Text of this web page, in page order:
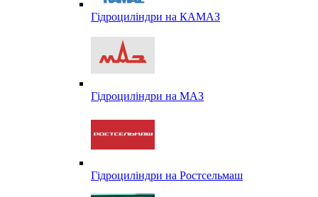
Гідроциліндри на КАМАЗ
Гідроциліндри на МАЗ
Гідроциліндри на Ростсельмаш